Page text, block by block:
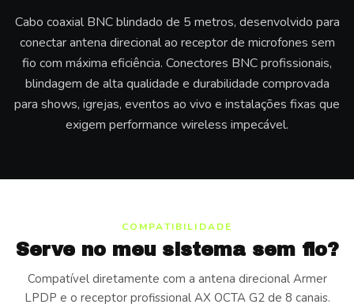
Cabo coaxial BNC blindado de 5 metros, desenvolvido para
conectar antena direcional ao receptor de microfones sem
fio com máxima eficiência. Conectores BNC profissionais,
blindagem de alta qualidade e durabilidade comprovada
para shows, igrejas, eventos ao vivo e instalações fixas que
exigem performance wireless impecável.
COMPATIBILIDADE
Serve no meu sistema sem fio?
Compatível diretamente com a antena direcional Armer
LPDP e o receptor profissional AX OCTA G2 de 8 canais.